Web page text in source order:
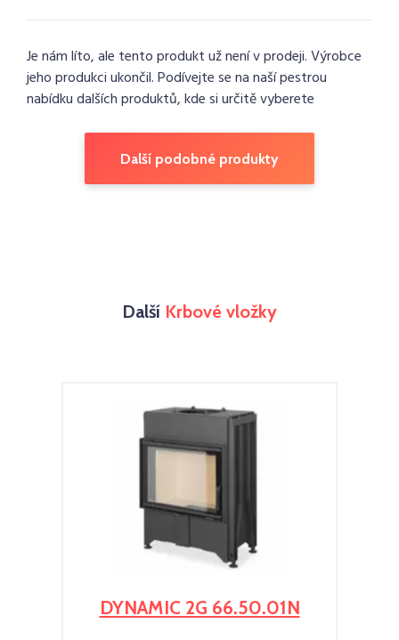
Je nám líto, ale tento produkt už není v prodeji. Výrobce
jeho produkci ukončil. Podívejte se na naší pestrou
nabídku dalších produktů, kde si určitě vyberete
Další podobné produkty
Další Krbové vložky
DYNAMIC 2G 66.50.01N